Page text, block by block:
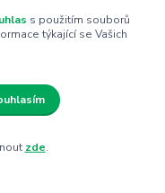
2012 - 2026
s použitím souborů
týkající se Vašich
zde.